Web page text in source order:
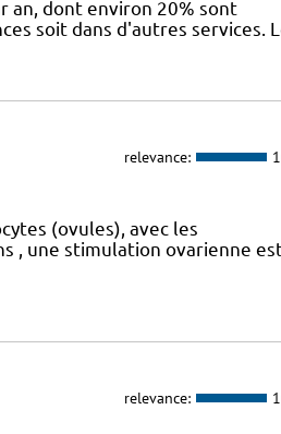
an, dont environ 20% sont
soit dans d'autres services.
relevance:
(ovules), avec les
, une stimulation ovarienne
relevance: